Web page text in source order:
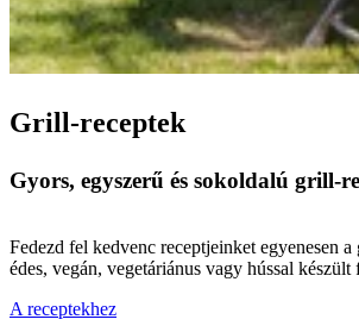
Grill-receptek
Gyors, egyszerű és sokoldalú grill-
Fedezd fel kedvenc receptjeinket egyenesen
édes, vegán, vegetáriánus vagy hússal készült
A receptekhez